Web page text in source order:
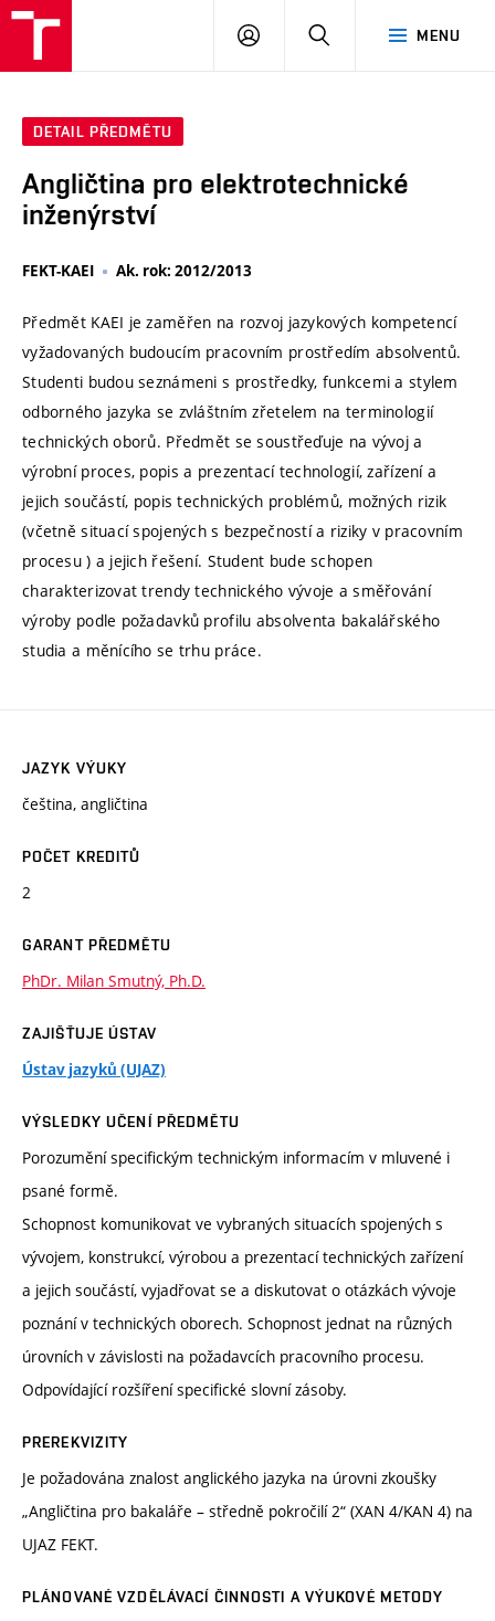
MENU
PŘIHLÁSIT
DETAIL PŘEDMĚTU
Angličtina pro elektrotechnické
inženýrství
FEKT-KAEI Ak. rok: 2012/2013
Předmět KAEI je zaměřen na rozvoj jazykových kompetencí
vyžadovaných budoucím pracovním prostředím absolventů.
Studenti budou seznámeni s prostředky, funkcemi a stylem
odborného jazyka se zvláštním zřetelem na terminologií
technických oborů. Předmět se soustřeďuje na vývoj a
výrobní proces, popis a prezentací technologií, zařízení a
jejich součástí, popis technických problémů, možných rizik
(včetně situací spojených s bezpečností a riziky v pracovním
procesu ) a jejich řešení. Student bude schopen
charakterizovat trendy technického vývoje a směřování
výroby podle požadavků profilu absolventa bakalářského
studia a měnícího se trhu práce.
JAZYK VÝUKY
čeština, angličtina
POČET KREDITŮ
2
GARANT PŘEDMĚTU
PhDr. Milan Smutný, Ph.D.
ZAJIŠŤUJE ÚSTAV
Ústav jazyků (UJAZ)
VÝSLEDKY UČENÍ PŘEDMĚTU
Porozumění specifickým technickým informacím v mluvené i
psané formě.
Schopnost komunikovat ve vybraných situacích spojených s
vývojem, konstrukcí, výrobou a prezentací technických zařízení
a jejich součástí, vyjadřovat se a diskutovat o otázkách vývoje
poznání v technických oborech. Schopnost jednat na různých
úrovních v závislosti na požadavcích pracovního procesu.
Odpovídající rozšíření specifické slovní zásoby.
PREREKVIZITY
Je požadována znalost anglického jazyka na úrovni zkoušky
„Angličtina pro bakaláře – středně pokročilí 2“ (XAN 4/KAN 4) na
UJAZ FEKT.
PLÁNOVANÉ VZDĚLÁVACÍ ČINNOSTI A VÝUKOVÉ METODY